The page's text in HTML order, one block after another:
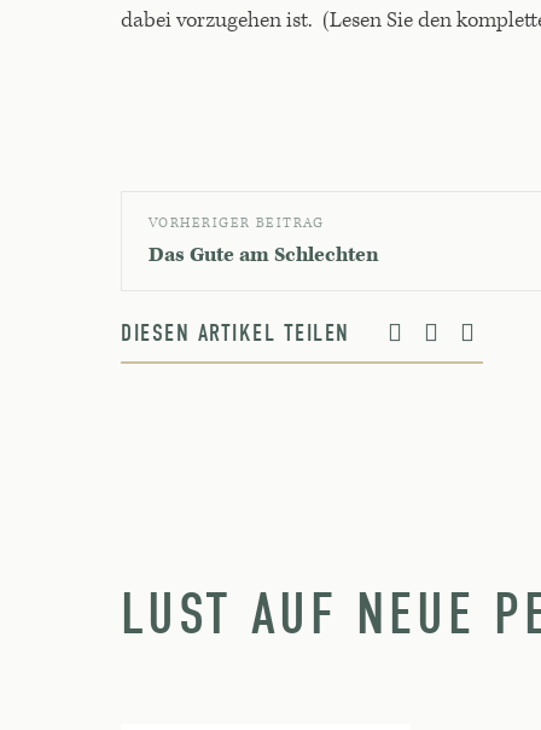
dabei vorzugehen ist. (Lesen Sie den
VORHERIGER BEITRAG
Das Gute am Schlechten
DIESEN ARTIKEL TEILEN
LUST AUF NEUE